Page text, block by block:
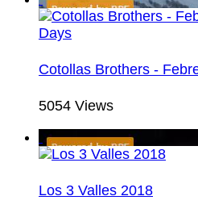
Cotollas Brothers -
5054 Views
Los 3 Valles 2018